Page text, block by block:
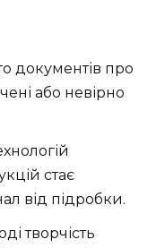
документів про
або невірно
стає
від підробки.
творчість